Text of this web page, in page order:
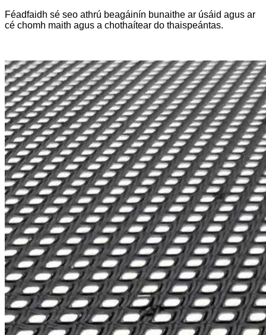
Féadfaidh sé seo athrú beagáinín bunaithe ar úsáid agus ar
cé chomh maith agus a chothaítear do thaispeántas.